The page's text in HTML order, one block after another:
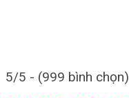
5/5 - (999 bình chọn)